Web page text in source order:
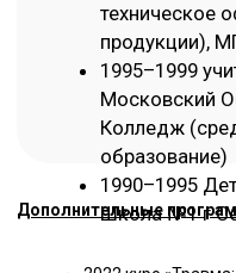
2013–2015 серия
«Созависимость», «Семейная
2009–2014 образовательные
терапевтические группы
детских травм и депривации.
Обо
С кем работаю